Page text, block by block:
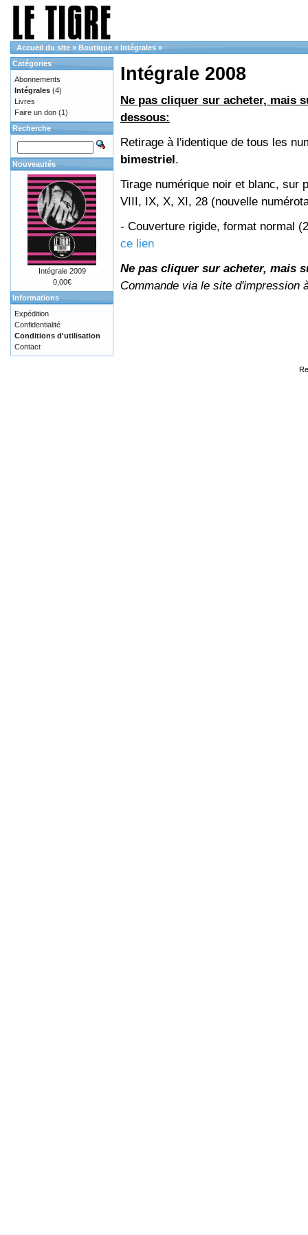
Accueil du site » Boutique » Intégrales »
Intégrale 2008
Ne pas cliquer sur acheter, mais
dessous:
Retirage à l'identique de tous les
bimestriel.
Tirage numérique noir et blanc, sur
VIII, IX, X, XI, 28 (nouvelle
- Couverture rigide, format normal
ce lien
Ne pas cliquer sur acheter, mais
Commande via le site d'impression
Catégories
Abonnements
Intégrales (4)
Livres
Faire un don (1)
Recherche
Nouveautés
Intégrale 2009
0,00€
Informations
Expédition
Confidentialité
Conditions d'utilisation
Contact